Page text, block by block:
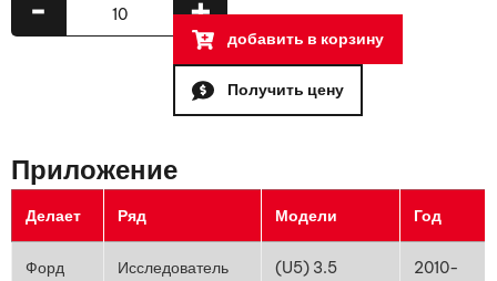
+
-
добавить в корзину
Получить цену
Приложение
Делает Ряд Модели Год
Форд Исследователь (U5) 3.5
2010-